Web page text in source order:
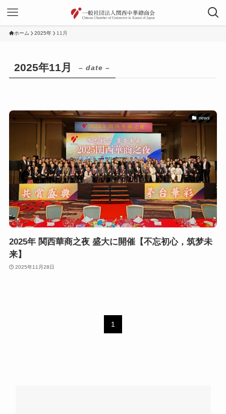
ホーム 2025年 11月
2025年11月 – date –
news
2025年 関西華商之夜 盛大に開催【不忘初心，筑梦未
来】
2025年11月28日
1